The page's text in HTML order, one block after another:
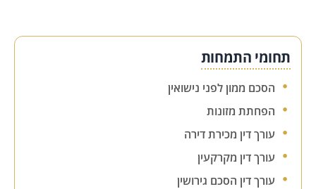
תחומי התמחות
הסכם ממון לפני נישואין
הפחתת מזונות
עורך דין מכירת דירה
עורך דין מקרקעין
עורך דין הסכם גירושין